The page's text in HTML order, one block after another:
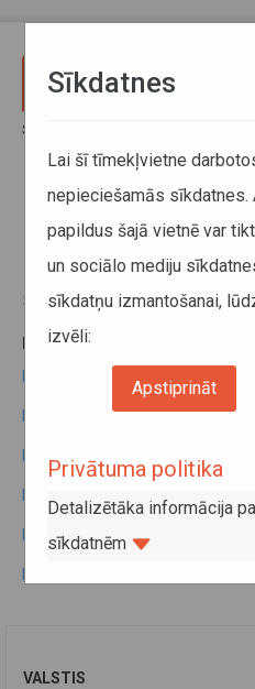
Sākums
Latvijas -
komisiju
26. marts 2015
PAPILDU INFORMĀCIJA:
Latvijas - Moldovas 2016.gada
Latvijas - Moldovas 2014.gada
Latvijas - Moldovas 2013.gada
Latvijas - Moldovas 2012.gada
Latvijas - Moldovas 2011.gada
VALSTIS
Sīkdatnes
Lai šī tīmekļvietne
nepieciešamās sīkdatnes.
papildus šajā vietnē var
un sociālo mediju
sīkdatņu izmantošanai,
izvēli:
Apstiprināt
Privātuma politika
Detalizētāka informācija
sīkdatnēm